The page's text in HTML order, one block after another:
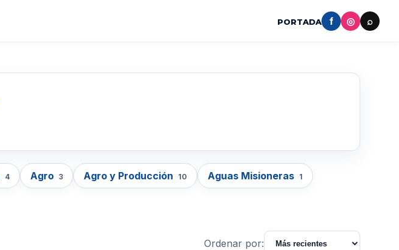
PORTADA f ◎ ⌕
4 Agro 3 Agro y Producción 10 Aguas Misioneras 1
Ordenar por: